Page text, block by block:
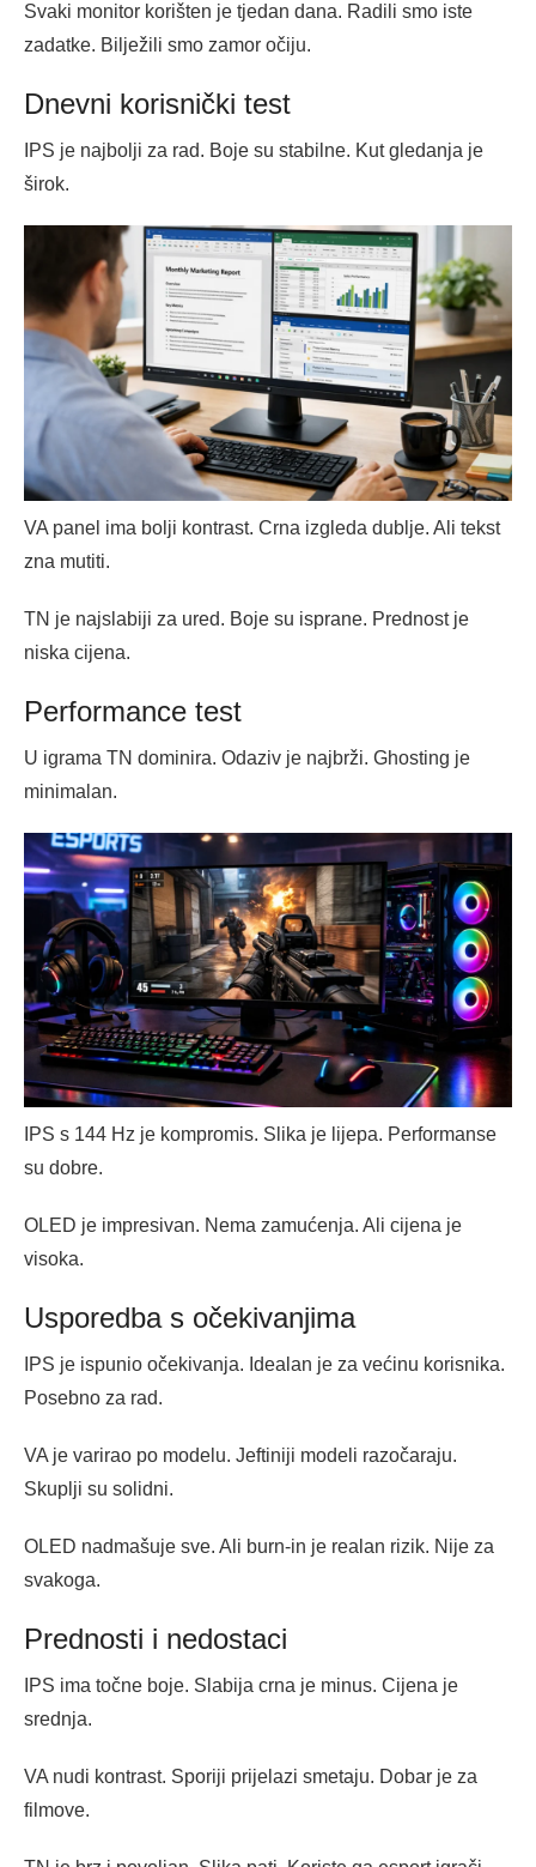
Svaki monitor korišten je tjedan dana. Radili smo iste
zadatke. Bilježili smo zamor očiju.
Dnevni korisnički test
IPS je najbolji za rad. Boje su stabilne. Kut gledanja je
širok.
VA panel ima bolji kontrast. Crna izgleda dublje. Ali tekst
zna mutiti.
TN je najslabiji za ured. Boje su isprane. Prednost je
niska cijena.
Performance test
U igrama TN dominira. Odaziv je najbrži. Ghosting je
minimalan.
IPS s 144 Hz je kompromis. Slika je lijepa. Performanse
su dobre.
OLED je impresivan. Nema zamućenja. Ali cijena je
visoka.
Usporedba s očekivanjima
IPS je ispunio očekivanja. Idealan je za većinu korisnika.
Posebno za rad.
VA je varirao po modelu. Jeftiniji modeli razočaraju.
Skuplji su solidni.
OLED nadmašuje sve. Ali burn-in je realan rizik. Nije za
svakoga.
Prednosti i nedostaci
IPS ima točne boje. Slabija crna je minus. Cijena je
srednja.
VA nudi kontrast. Sporiji prijelazi smetaju. Dobar je za
filmove.